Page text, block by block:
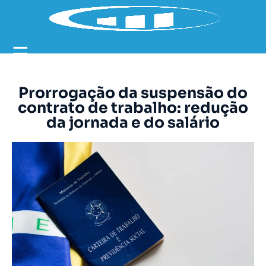
☰
Prorrogação da suspensão do
contrato de trabalho: redução
da jornada e do salário